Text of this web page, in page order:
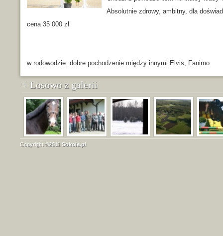
Absolutnie zdrowy, ambitny, dla
cena 35 000 zł
w rodowodzie: dobre pochodzenie między innymi Elvis, Fanimo
Losowo z galerii
Copyright ©2011 Sokole.pl